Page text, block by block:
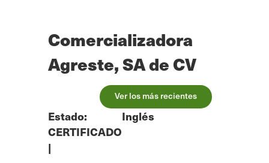
Comercializadora
Agreste, SA de CV
Ver los más recientes
Estado:
CERTIFICADO
|
Inglés